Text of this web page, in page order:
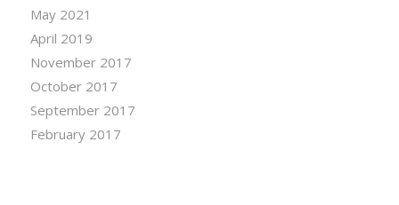
May 2021
April 2019
November 2017
October 2017
September 2017
February 2017